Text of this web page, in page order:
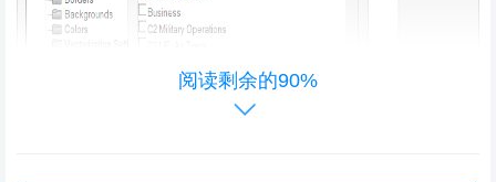
阅读剩余的90%